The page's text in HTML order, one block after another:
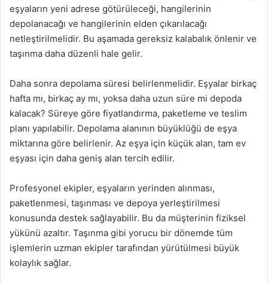
eşyaların yeni adrese götürüleceği, hangilerinin
depolanacağı ve hangilerinin elden çıkarılacağı
netleştirilmelidir. Bu aşamada gereksiz kalabalık önlenir ve
taşınma daha düzenli hale gelir.
Daha sonra depolama süresi belirlenmelidir. Eşyalar birkaç
hafta mı, birkaç ay mı, yoksa daha uzun süre mi depoda
kalacak? Süreye göre fiyatlandırma, paketleme ve teslim
planı yapılabilir. Depolama alanının büyüklüğü de eşya
miktarına göre belirlenir. Az eşya için küçük alan, tam ev
eşyası için daha geniş alan tercih edilir.
Profesyonel ekipler, eşyaların yerinden alınması,
paketlenmesi, taşınması ve depoya yerleştirilmesi
konusunda destek sağlayabilir. Bu da müşterinin fiziksel
yükünü azaltır. Taşınma gibi yorucu bir dönemde tüm
işlemlerin uzman ekipler tarafından yürütülmesi büyük
kolaylık sağlar.